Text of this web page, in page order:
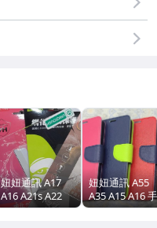
妞妞通訊 A17
A16 A21s A22
A32 A33 A13
妞妞通訊 A55
A35 A15 A16 手
機皮套 側掀皮